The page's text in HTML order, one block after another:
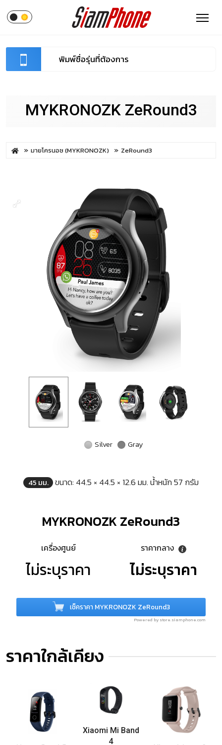
MYKRONOZK ZeRound3
มายโครนอซ (MYKRONOZK) ZeRound3
Silver Gray
45 มม. ขนาด: 44.5 × 44.5 × 12.6 มม. น้ำหนัก 57 กรัม
MYKRONOZK ZeRound3
เครื่องศูนย์
ไม่ระบุราคา
ราคากลาง
ไม่ระบุราคา
เช็คราคา MYKRONOZK ZeRound3
Powered by store.siamphone.com
ราคาใกล้เคียง
Xiaomi Mi Band
4